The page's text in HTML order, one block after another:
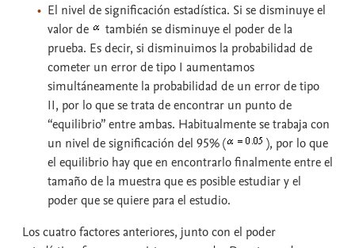
El nivel de significación estadística. Si se disminuye el
valor de
también se disminuye el poder de la
prueba. Es decir, si disminuimos la probabilidad de
cometer un error de tipo I aumentamos
simultáneamente la probabilidad de un error de tipo
II, por lo que se trata de encontrar un punto de
“equilibrio” entre ambas. Habitualmente se trabaja con
un nivel de significación del 95% (
), por lo que
el equilibrio hay que en encontrarlo finalmente entre el
tamaño de la muestra que es posible estudiar y el
poder que se quiere para el estudio.
Los cuatro factores anteriores, junto con el poder